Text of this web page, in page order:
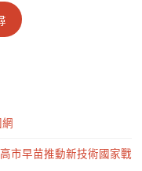
市早苗推動新技術國家戰